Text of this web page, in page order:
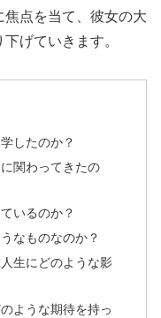
点を当て、彼女の大
げていきます。
したのか？
関わってきたの
いるのか？
なものなのか？
生にどのような影
ような期待を持っ